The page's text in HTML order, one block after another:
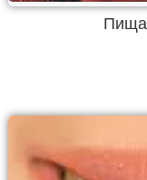
Пища